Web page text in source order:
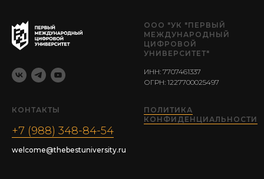
ООО "УК "ПЕРВЫЙ
МЕЖДУНАРОДНЫЙ
ЦИФРОВОЙ
УНИВЕРСИТЕТ"
ИНН: 7707461337
ОГРН: 1227700025497
КОНТАКТЫ
+7 (988) 348-84-54
welcome@thebestuniversity.ru
ПОЛИТИКА
КОНФИДЕНЦИАЛЬНОСТИ